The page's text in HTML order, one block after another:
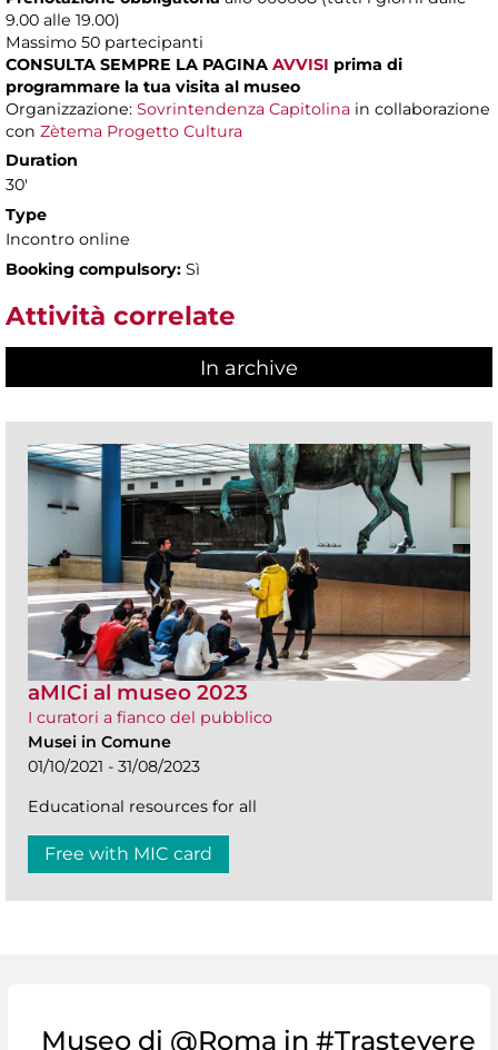
9.00 alle 19.00)
Massimo 50 partecipanti
CONSULTA SEMPRE LA PAGINA AVVISI prima di
programmare la tua visita al museo
Organizzazione: Sovrintendenza Capitolina in collaborazione
con Zètema Progetto Cultura
Duration
30'
Type
Incontro online
Booking compulsory: Sì
Attività correlate
In archive
aMICi al museo 2023
I curatori a fianco del pubblico
Musei in Comune
01/10/2021 - 31/08/2023
Educational resources for all
Free with MIC card
Museo di @Roma in #Trastevere